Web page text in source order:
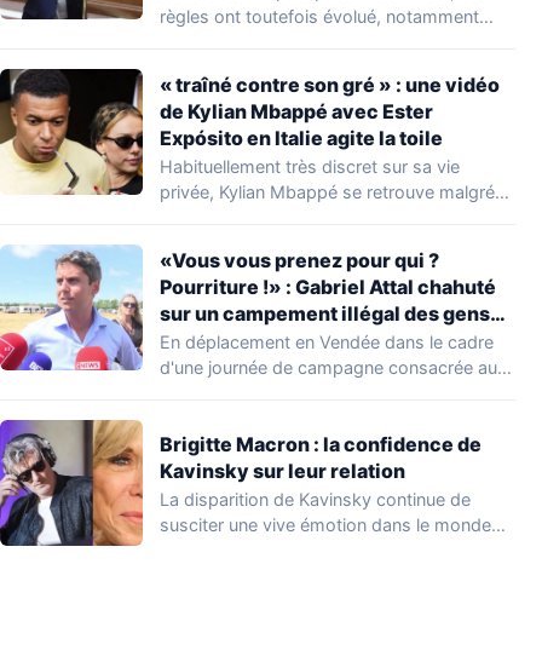
règles ont toutefois évolué, notamment
« traîné contre son gré » : une vidéo
de Kylian Mbappé avec Ester
Expósito en Italie agite la toile
Habituellement très discret sur sa vie
privée, Kylian Mbappé se retrouve malgré
«Vous vous prenez pour qui ?
Pourriture !» : Gabriel Attal chahuté
sur un campement illégal des gens
du voyage
En déplacement en Vendée dans le cadre
d'une journée de campagne consacrée aux
Brigitte Macron : la confidence de
Kavinsky sur leur relation
La disparition de Kavinsky continue de
susciter une vive émotion dans le monde